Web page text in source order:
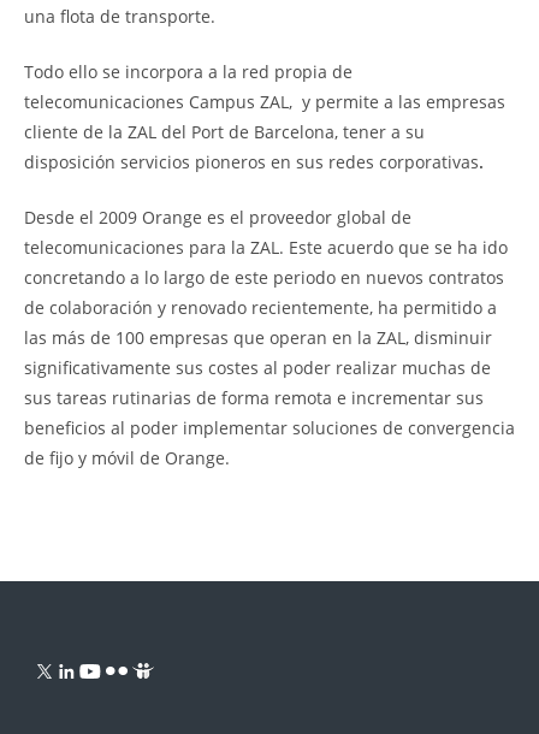
una flota de transporte.
Todo ello se incorpora a la red propia de
telecomunicaciones Campus ZAL, y permite a las empresas
cliente de la ZAL del Port de Barcelona, tener a su
disposición servicios pioneros en sus redes corporativas.
Desde el 2009 Orange es el proveedor global de
telecomunicaciones para la ZAL. Este acuerdo que se ha ido
concretando a lo largo de este periodo en nuevos contratos
de colaboración y renovado recientemente, ha permitido a
las más de 100 empresas que operan en la ZAL, disminuir
significativamente sus costes al poder realizar muchas de
sus tareas rutinarias de forma remota e incrementar sus
beneficios al poder implementar soluciones de convergencia
de fijo y móvil de Orange.